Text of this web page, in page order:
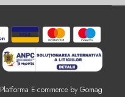
Platforma E-commerce by Gomag